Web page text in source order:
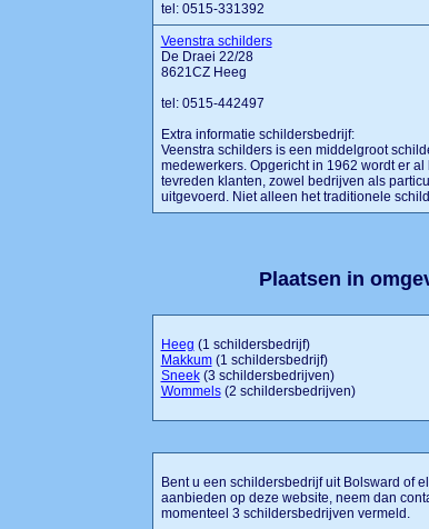
tel: 0515-331392
Veenstra schilders
De Draei 22/28
8621CZ Heeg
tel: 0515-442497
Extra informatie schildersbedrijf:
Veenstra schilders is een middelgroot
medewerkers. Opgericht in 1962 wordt er
tevreden klanten, zowel bedrijven als
uitgevoerd. Niet alleen het traditionele
Plaatsen in
Heeg (1 schildersbedrijf)
Makkum(1 schildersbedrijf)
Sneek(3 schildersbedrijven)
Wommels(2 schildersbedrijven)
Bent u een schildersbedrijf uit Bolsward of
aanbieden op deze website, neem dan
momenteel 3 schildersbedrijven vermeld.